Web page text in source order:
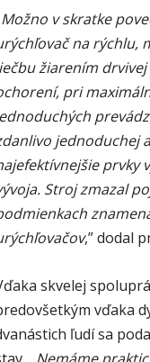
Možno v skratke
na rýchlu,
žiarením
pri
jednoduchej
prvky
Stroj zmazal
,” dodal
skvelej
vďaka
ľudí sa